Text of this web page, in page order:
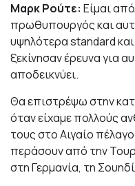
Μαρκ Ρούτε: Είμαι
πρωθυπουργός και
υψηλότερα standard
ξεκίνησαν έρευνα για
αποδεικνύει.
Θα επιστρέψω στην
όταν είχαμε πολλούς
τους στο Αιγαίο
περάσουν από την
στη Γερμανία, τη